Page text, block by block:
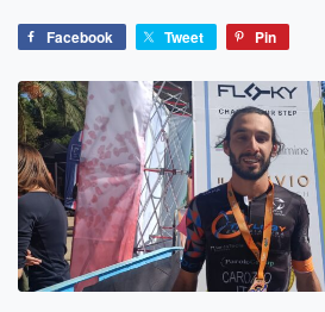
Facebook Tweet Pin